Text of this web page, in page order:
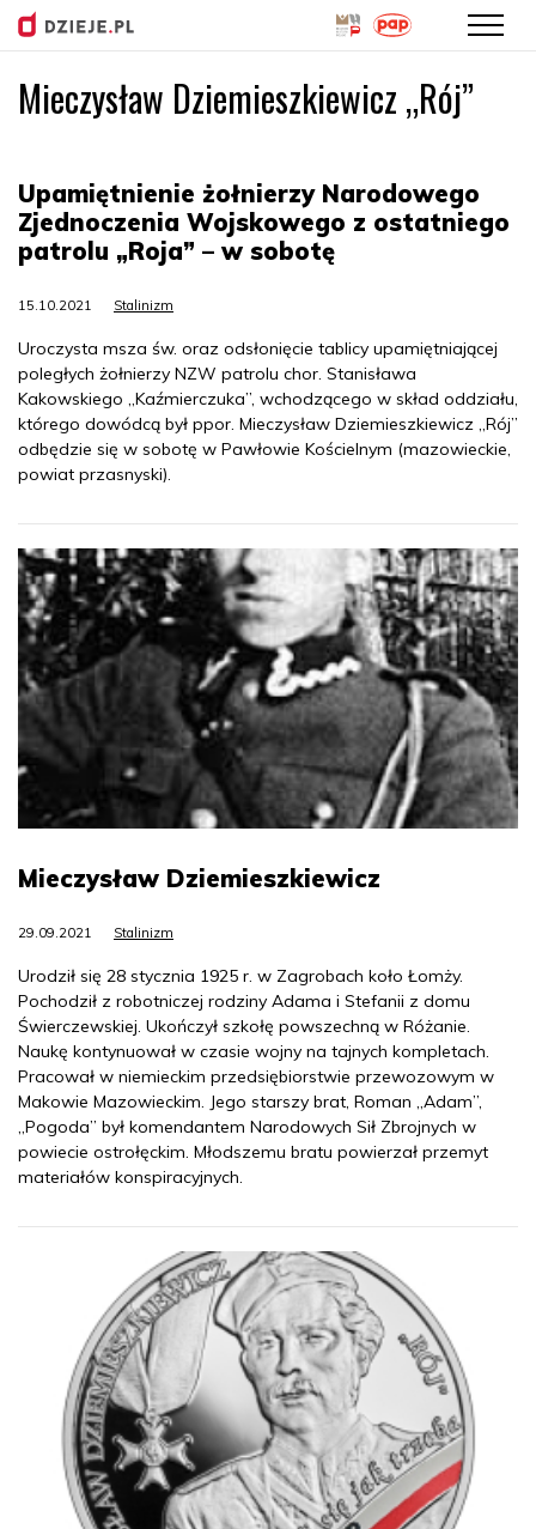
Przejdź
do
Mieczysław Dziemieszkiewicz „Rój”
Upamiętnienie żołnierzy Narodowego
Zjednoczenia Wojskowego z ostatniego
patrolu „Roja” – w sobotę
15.10.2021 Stalinizm
Uroczysta msza św. oraz odsłonięcie tablicy upamiętniającej
poległych żołnierzy NZW patrolu chor. Stanisława
Kakowskiego „Kaźmierczuka”, wchodzącego w skład oddziału,
którego dowódcą był ppor. Mieczysław Dziemieszkiewicz „Rój”
odbędzie się w sobotę w Pawłowie Kościelnym (mazowieckie,
powiat przasnyski).
Mieczysław Dziemieszkiewicz
29.09.2021 Stalinizm
Urodził się 28 stycznia 1925 r. w Zagrobach koło Łomży.
Pochodził z robotniczej rodziny Adama i Stefanii z domu
Świerczewskiej. Ukończył szkołę powszechną w Różanie.
Naukę kontynuował w czasie wojny na tajnych kompletach.
Pracował w niemieckim przedsiębiorstwie przewozowym w
Makowie Mazowieckim. Jego starszy brat, Roman „Adam”,
„Pogoda” był komendantem Narodowych Sił Zbrojnych w
powiecie ostrołęckim. Młodszemu bratu powierzał przemyt
materiałów konspiracyjnych.